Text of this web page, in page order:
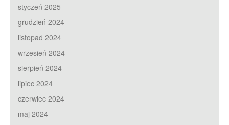
styczeń 2025
grudzień 2024
listopad 2024
wrzesień 2024
sierpień 2024
lipiec 2024
czerwiec 2024
maj 2024